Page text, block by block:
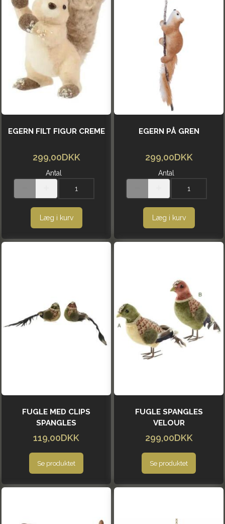
EGERN FILT FIGUR CREME
299,00DKK
Antal
Læg i kurv
EGERN PÅ GREN
299,00DKK
Antal
Læg i kurv
FUGLE MED CLIPS
SPANGLES
119,00DKK
Se produktet
FUGLE SPANGLES
VELOUR
299,00DKK
Se produktet